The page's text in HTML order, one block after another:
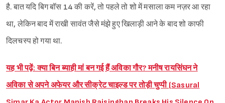
है. बात यदि बिग बॉस 14 की करें, तो पहले तो शो में मसाला कम नज़र आ रहा
था, लेकिन बाद में राखी सावंत जैसे मंझे हुए खिलाड़ी आने के बाद शो काफी
दिलचस्प हो गया था.
यह भी पढ़ें: क्‍या बिन ब्याही मां बन गई हैं अविका गौर? मनीष रायसिंघन ने
अविका से अपने अफेयर और सीक्रेट चाइल्ड पर तोड़ी चुप्‍पी (Sasural